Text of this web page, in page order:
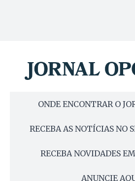
ONDE ENCONTRAR O
RECEBA AS NOTÍCIAS NO
RECEBA NOVIDADES
ANUNCIE